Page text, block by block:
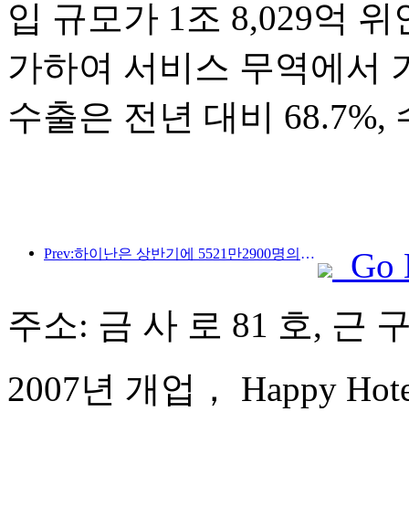
입 규모가 1조 8,029억
가하여 서비스 무역에서
수출은 전년 대비 68.7%,
Prev:하이난은 상반기에 5521만2900명의 관광객을 맞이했습니다.
Go
주소: 금 사 로 81 호, 근
2007년 개업， Happy